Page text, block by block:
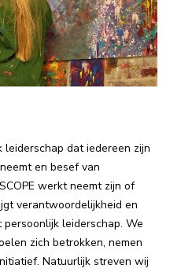
dat iedereen zijn
en besef van
werkt neemt zijn of
verantwoordelijkheid en
leiderschap. We
zich betrokken, nemen
Natuurlijk streven wij